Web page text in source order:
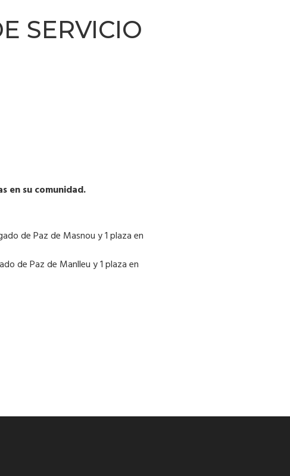
SERVICIO
en su comunidad.
de Paz de Masnou y 1 plaza en
de Paz de Manlleu y 1 plaza en